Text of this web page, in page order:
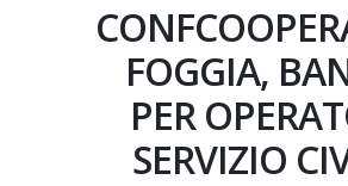
FOGGIA,
PER
SERVIZIO